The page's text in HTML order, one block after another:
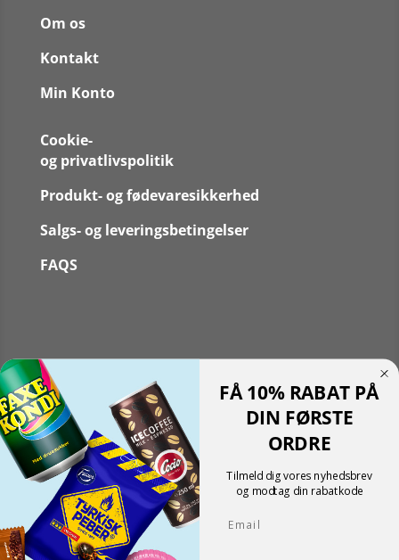
Om os
Kontakt
Min Konto
Cookie-
og privatlivspolitik
Produkt- og fødevaresikkerhed
Salgs- og leveringsbetingelser
FAQS
Translate »
Powered by
Translate
Shopping cart0
Der er ingen produkter i kurven!
Fortsæt med at handle
FÅ 10% RABAT PÅ
DIN FØRSTE
ORDRE
Tilmeld dig vores nyhedsbrev
og modtag din rabatkode
Email